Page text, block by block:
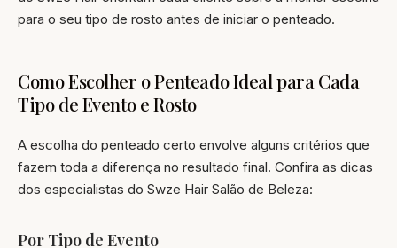
para o seu tipo de rosto antes de iniciar o penteado.
Como Escolher o Penteado Ideal para Cada
Tipo de Evento e Rosto
A escolha do penteado certo envolve alguns critérios que
fazem toda a diferença no resultado final. Confira as dicas
dos especialistas do Swze Hair Salão de Beleza:
Por Tipo de Evento